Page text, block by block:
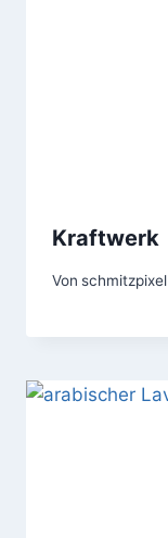
Kraftwerk
Von schmitzpixel